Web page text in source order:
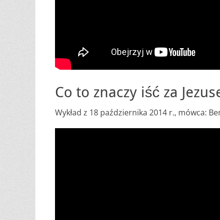
Co to znaczy iść za
Wykład z 18 października 2014 r., mówca: